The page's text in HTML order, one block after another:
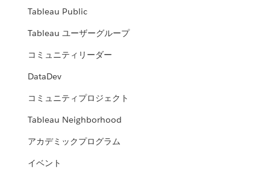
Tableau Public
Tableau ユーザーグループ
コミュニティリーダー
DataDev
コミュニティプロジェクト
Tableau Neighborhood
アカデミックプログラム
イベント